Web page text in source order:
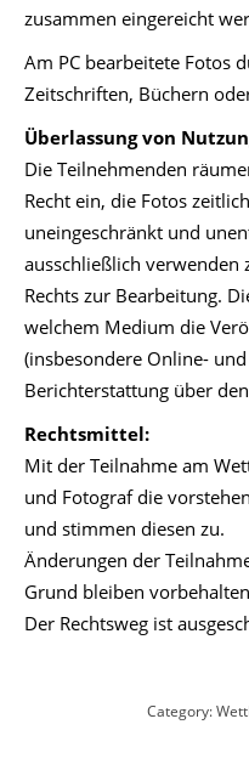
zusammen eingereicht
Am PC bearbeitete Fotos
Zeitschriften, Büchern
Überlassung von
Die Teilnehmenden
Recht ein, die Fotos
uneingeschränkt und
ausschließlich verwenden
Rechts zur Bearbeitung.
welchem Medium die
(insbesondere Online-
Berichterstattung über
Rechtsmittel:
Mit der Teilnahme am
und Fotograf die
und stimmen diesen zu.
Änderungen der
Grund bleiben
Der Rechtsweg ist
Category: